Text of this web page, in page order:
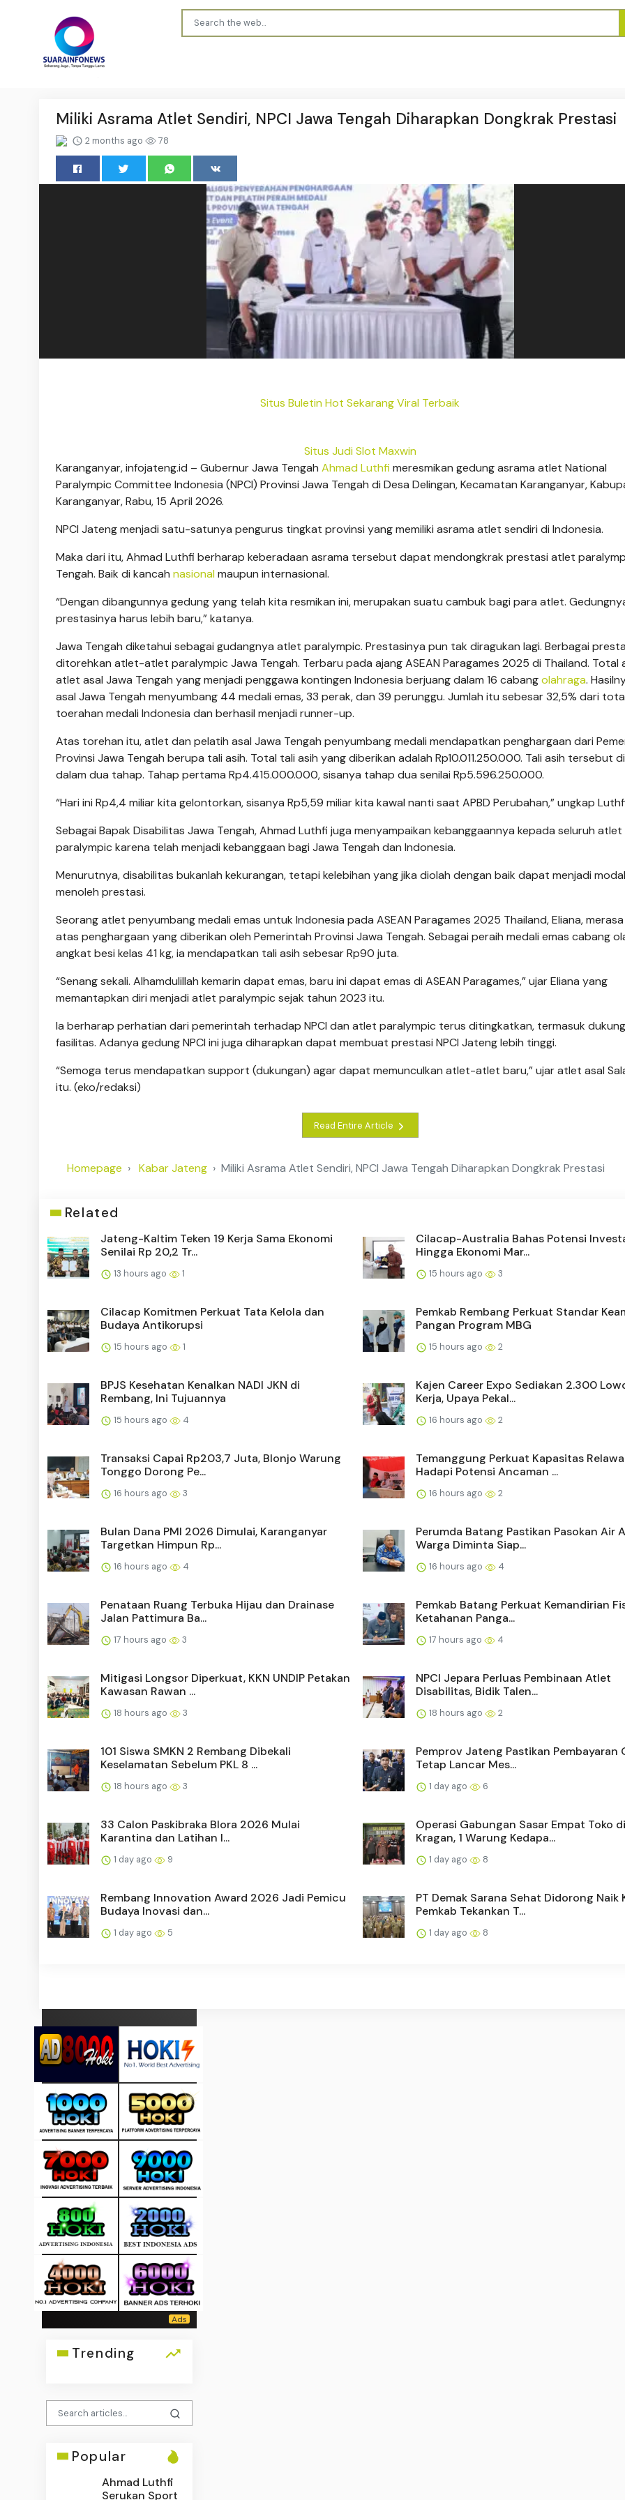
Miliki Asrama Atlet Sendiri, NPCI Jawa Tengah Diharapkan Dongkrak Prestasi
2 months ago 78
Situs Buletin Hot Sekarang Viral Terbaik
Situs Judi Slot Maxwin
Karanganyar, infojateng.id – Gubernur Jawa Tengah Ahmad Luthfi meresmikan gedung asrama atlet National
Paralympic Committee Indonesia (NPCI) Provinsi Jawa Tengah di Desa Delingan, Kecamatan Karanganyar,
Karanganyar, Rabu, 15 April 2026.
NPCI Jateng menjadi satu-satunya pengurus tingkat provinsi yang memiliki asrama atlet sendiri di Indonesia.
Maka dari itu, Ahmad Luthfi berharap keberadaan asrama tersebut dapat mendongkrak prestasi atlet
Tengah. Baik di kancah nasional maupun internasional.
“Dengan dibangunnya gedung yang telah kita resmikan ini, merupakan suatu cambuk bagi para atlet.
prestasinya harus lebih baru,” katanya.
Jawa Tengah diketahui sebagai gudangnya atlet paralympic. Prestasinya pun tak diragukan lagi. Berbagai
ditorehkan atlet-atlet paralympic Jawa Tengah. Terbaru pada ajang ASEAN Paragames 2025 di Thailand. Total
atlet asal Jawa Tengah yang menjadi penggawa kontingen Indonesia berjuang dalam 16 cabangolahraga.
asal Jawa Tengah menyumbang 44 medali emas, 33 perak, dan 39 perunggu. Jumlah itu sebesar 32,5% dari
toerahan medali Indonesia dan berhasil menjadi runner-up.
Atas torehan itu, atlet dan pelatih asal Jawa Tengah penyumbang medali mendapatkan penghargaan dari
Provinsi Jawa Tengah berupa tali asih. Total tali asih yang diberikan adalah Rp10.011.250.000. Tali asih tersebut
dalam dua tahap. Tahap pertama Rp4.415.000.000, sisanya tahap dua senilai Rp5.596.250.000.
“Hari ini Rp4,4 miliar kita gelontorkan, sisanya Rp5,59 miliar kita kawal nanti saat APBD Perubahan,” ungkap
Sebagai Bapak Disabilitas Jawa Tengah, Ahmad Luthfi juga menyampaikan kebanggaannya kepada seluruh atlet
paralympic karena telah menjadi kebanggaan bagi Jawa Tengah dan Indonesia.
Menurutnya, disabilitas bukanlah kekurangan, tetapi kelebihan yang jika diolah dengan baik dapat menjadi
menoleh prestasi.
Seorang atlet penyumbang medali emas untuk Indonesia pada ASEAN Paragames 2025 Thailand, Eliana,
atas penghargaan yang diberikan oleh Pemerintah Provinsi Jawa Tengah. Sebagai peraih medali emas cabang
angkat besi kelas 41 kg, ia mendapatkan tali asih sebesar Rp90 juta.
“Senang sekali. Alhamdulillah kemarin dapat emas, baru ini dapat emas di ASEAN Paragames,” ujar Eliana yang
memantapkan diri menjadi atlet paralympic sejak tahun 2023 itu.
Ia berharap perhatian dari pemerintah terhadap NPCI dan atlet paralympic terus ditingkatkan, termasuk
fasilitas. Adanya gedung NPCI ini juga diharapkan dapat membuat prestasi NPCI Jateng lebih tinggi.
“Semoga terus mendapatkan support (dukungan) agar dapat memunculkan atlet-atlet baru,” ujar atlet asal
itu. (eko/redaksi)
Read Entire Article
Homepage Kabar Jateng Miliki Asrama Atlet Sendiri, NPCI Jawa Tengah Diharapkan Dongkrak Prestasi
Related
Jateng-Kaltim Teken 19 Kerja Sama Ekonomi
Senilai Rp 20,2 Tr...
13 hours ago 1
Cilacap-Australia Bahas Potensi
Hingga Ekonomi Mar...
15 hours ago 3
Cilacap Komitmen Perkuat Tata Kelola dan
Budaya Antikorupsi
15 hours ago 1
Pemkab Rembang Perkuat Standar
Pangan Program MBG
15 hours ago 2
BPJS Kesehatan Kenalkan NADI JKN di
Rembang, Ini Tujuannya
15 hours ago 4
Kajen Career Expo Sediakan 2.300
Kerja, Upaya Pekal...
16 hours ago 2
Transaksi Capai Rp203,7 Juta, Blonjo Warung
Tonggo Dorong Pe...
16 hours ago 3
Temanggung Perkuat Kapasitas
Hadapi Potensi Ancaman ...
16 hours ago 2
Bulan Dana PMI 2026 Dimulai, Karanganyar
Targetkan Himpun Rp...
16 hours ago 4
Perumda Batang Pastikan Pasokan Air
Warga Diminta Siap...
16 hours ago 4
Penataan Ruang Terbuka Hijau dan Drainase
Jalan Pattimura Ba...
17 hours ago 3
Pemkab Batang Perkuat Kemandirian
Ketahanan Panga...
17 hours ago 4
Mitigasi Longsor Diperkuat, KKN UNDIP Petakan
Kawasan Rawan ...
18 hours ago 3
NPCI Jepara Perluas Pembinaan Atlet
Disabilitas, Bidik Talen...
18 hours ago 2
101 Siswa SMKN 2 Rembang Dibekali
Keselamatan Sebelum PKL 8 ...
18 hours ago 3
Pemprov Jateng Pastikan Pembayaran
Tetap Lancar Mes...
1 day ago 6
33 Calon Paskibraka Blora 2026 Mulai
Karantina dan Latihan I...
1 day ago 9
Operasi Gabungan Sasar Empat Toko di
Kragan, 1 Warung Kedapa...
1 day ago 8
Rembang Innovation Award 2026 Jadi Pemicu
Budaya Inovasi dan...
1 day ago 5
PT Demak Sarana Sehat Didorong Naik
Pemkab Tekankan T...
1 day ago 8
Trending
Popular
Ahmad Luthfi
Serukan Sport